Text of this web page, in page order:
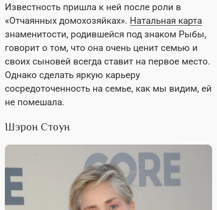
Известность пришла к ней после роли в
«Отчаянных домохозяйках». Натальная карта
знаменитости, родившейся под знаком Рыбы,
говорит о том, что она очень ценит семью и
своих сыновей всегда ставит на первое место.
Однако сделать яркую карьеру
сосредоточенность на семье, как мы видим, ей
не помешала.
Шэрон Стоун